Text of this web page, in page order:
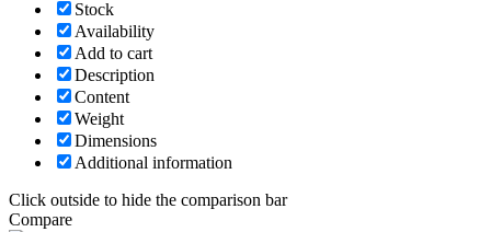
Stock
Availability
Add to cart
Description
Content
Weight
Dimensions
Additional information
Click outside to hide the comparison bar
Compare